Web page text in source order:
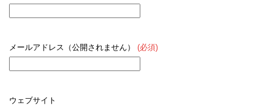
メールアドレス（公開されません） (必須)
ウェブサイト